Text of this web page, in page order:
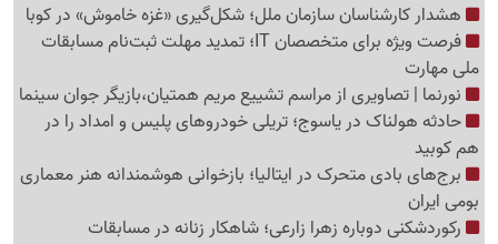
هشدار کارشناسان سازمان ملل؛ شکل‌گیری «غزه‌ خاموش» در کوبا
فرصت ویژه برای متخصصان IT؛ تمدید مهلت ثبت‌نام مسابقات
ملی مهارت
نورنما | تصاویری از مراسم تشییع مریم همتیان،بازیگر جوان سینما
حادثه هولناک در یاسوج؛ تریلی خودروهای پلیس و امداد را در
هم کوبید
برج‌های بادی متحرک در ایتالیا؛ بازخوانی هوشمندانه هنر معماری
بومی ایران
رکوردشکنی دوباره زهرا زارعی؛ شاهکار زنانه در مسابقات